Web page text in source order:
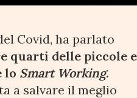
Covid, ha parlato
quarti delle piccole e
lo Smart Working.
a salvare il meglio